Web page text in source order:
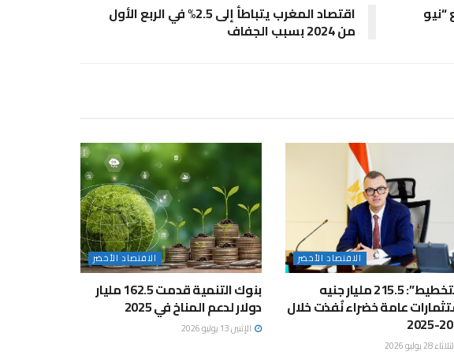
اقتصاد المغرب يتباطأ إلى 2.5% في الربع الأول
من 2024 بسبب الجفاف
الاقتصاد الأخضر
“التخطيط”: 215.5 مليار جنيه
عامة خضراء نُفذت خلال
28 يوليو 2026
الاقتصاد الأخضر
بنوك التنمية قدمت 162.5 مليار
دولار لدعم المناخ في 2025
الإثنين 13 يوليو 2026